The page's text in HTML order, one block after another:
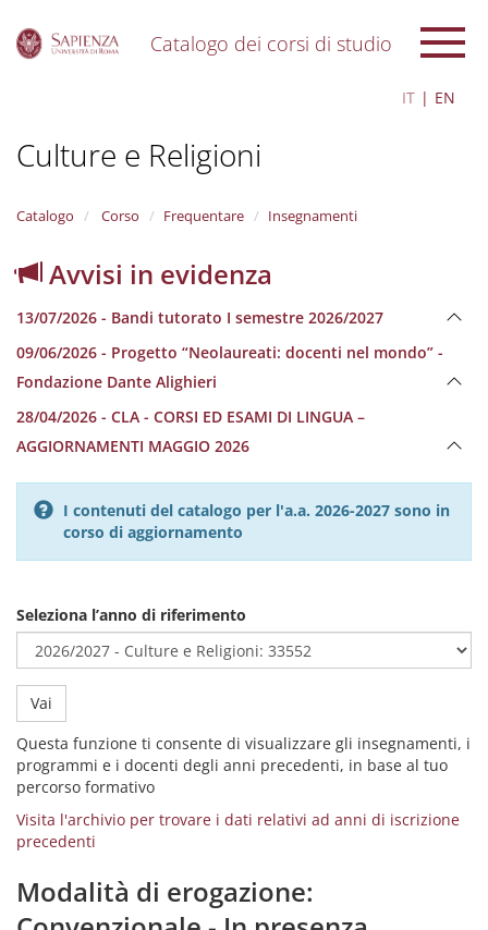
Catalogo dei corsi di studio
IT EN
Culture e Religioni
Catalogo Corso Frequentare Insegnamenti
Avvisi in evidenza
13/07/2026 - Bandi tutorato I semestre 2026/2027
09/06/2026 - Progetto “Neolaureati: docenti nel mondo” -
Fondazione Dante Alighieri
28/04/2026 - CLA - CORSI ED ESAMI DI LINGUA –
AGGIORNAMENTI MAGGIO 2026
I contenuti del catalogo per l'a.a. 2026-2027 sono in
corso di aggiornamento
Seleziona l’anno di riferimento
Vai
Questa funzione ti consente di visualizzare gli insegnamenti, i
programmi e i docenti degli anni precedenti, in base al tuo
percorso formativo
Visita l'archivio per trovare i dati relativi ad anni di iscrizione
precedenti
Modalità di erogazione: